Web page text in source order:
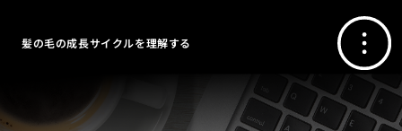
髪の毛の成長サイクルを理解する